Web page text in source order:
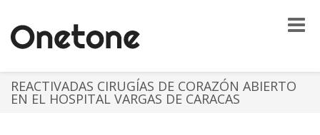
Toggle
REACTIVADAS CIRUGÍAS DE CORAZÓN ABIERTO
EN EL HOSPITAL VARGAS DE CARACAS